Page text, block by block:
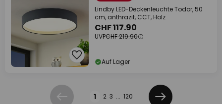
Lindby LED-Deckenleuchte Todor, 50
cm, anthrazit, CCT, Holz
CHF 117.90
UVPCHF 219.90
Auf Lager
Zurück 1 2 3 ... 120
Weiter